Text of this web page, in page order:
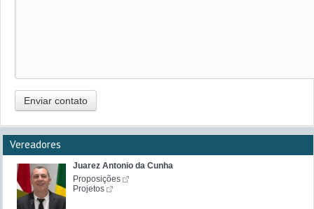
Enviar contato
Vereadores
Juarez Antonio da Cunha
Proposições
Projetos